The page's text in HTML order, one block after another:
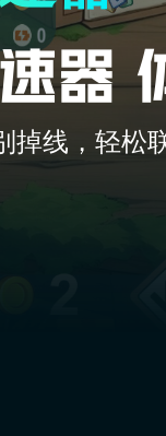
掉线，轻松